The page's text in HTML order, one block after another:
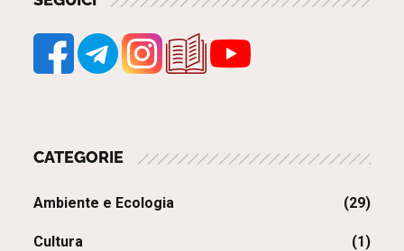
CATEGORIE
Ambiente e Ecologia (29)
Cultura (1)